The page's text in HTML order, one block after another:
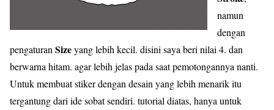
namun
dengan
pengaturan Sizeyang lebih kecil. disini saya beri nilai 4. dan
berwarna hitam. agar lebih jelas pada saat pemotongannya nanti.
Untuk membuat stiker dengan desain yang lebih menarik itu
tergantung dari ide sobat sendiri. tutorial diatas, hanya untuk